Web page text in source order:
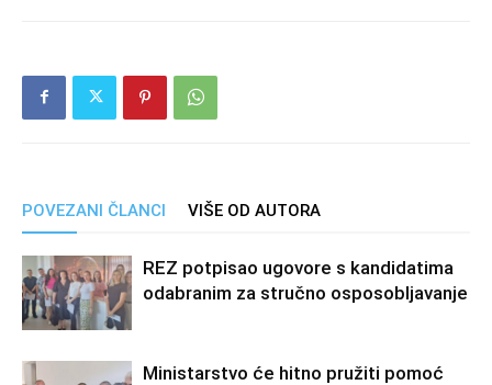
POVEZANI ČLANCI VIŠE OD AUTORA
REZ potpisao ugovore s kandidatima
odabranim za stručno osposobljavanje
Ministarstvo će hitno pružiti pomoć